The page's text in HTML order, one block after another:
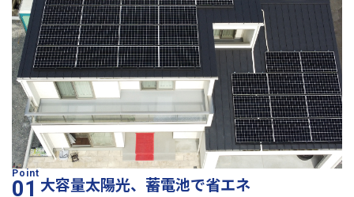
大容量太陽光、蓄電池で省エネ